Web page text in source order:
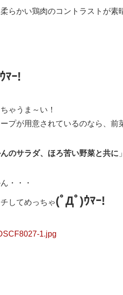
らかい鶏肉のコントラストが素
ﾏｰ!
ゃうま～い！
プが用意されているのなら、前
のサラダ、ほろ苦い野菜と共に 」
・・・
してめっちゃ(ﾟДﾟ)ｳﾏｰ!